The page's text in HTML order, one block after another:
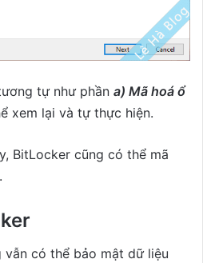
tự như phần a) Mã hoá ổ
xem lại và tự thực hiện.
BitLocker cũng có thể mã
có thể bảo mật dữ liệu